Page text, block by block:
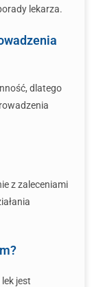
lekarza.
dlatego
z zaleceniami
jest